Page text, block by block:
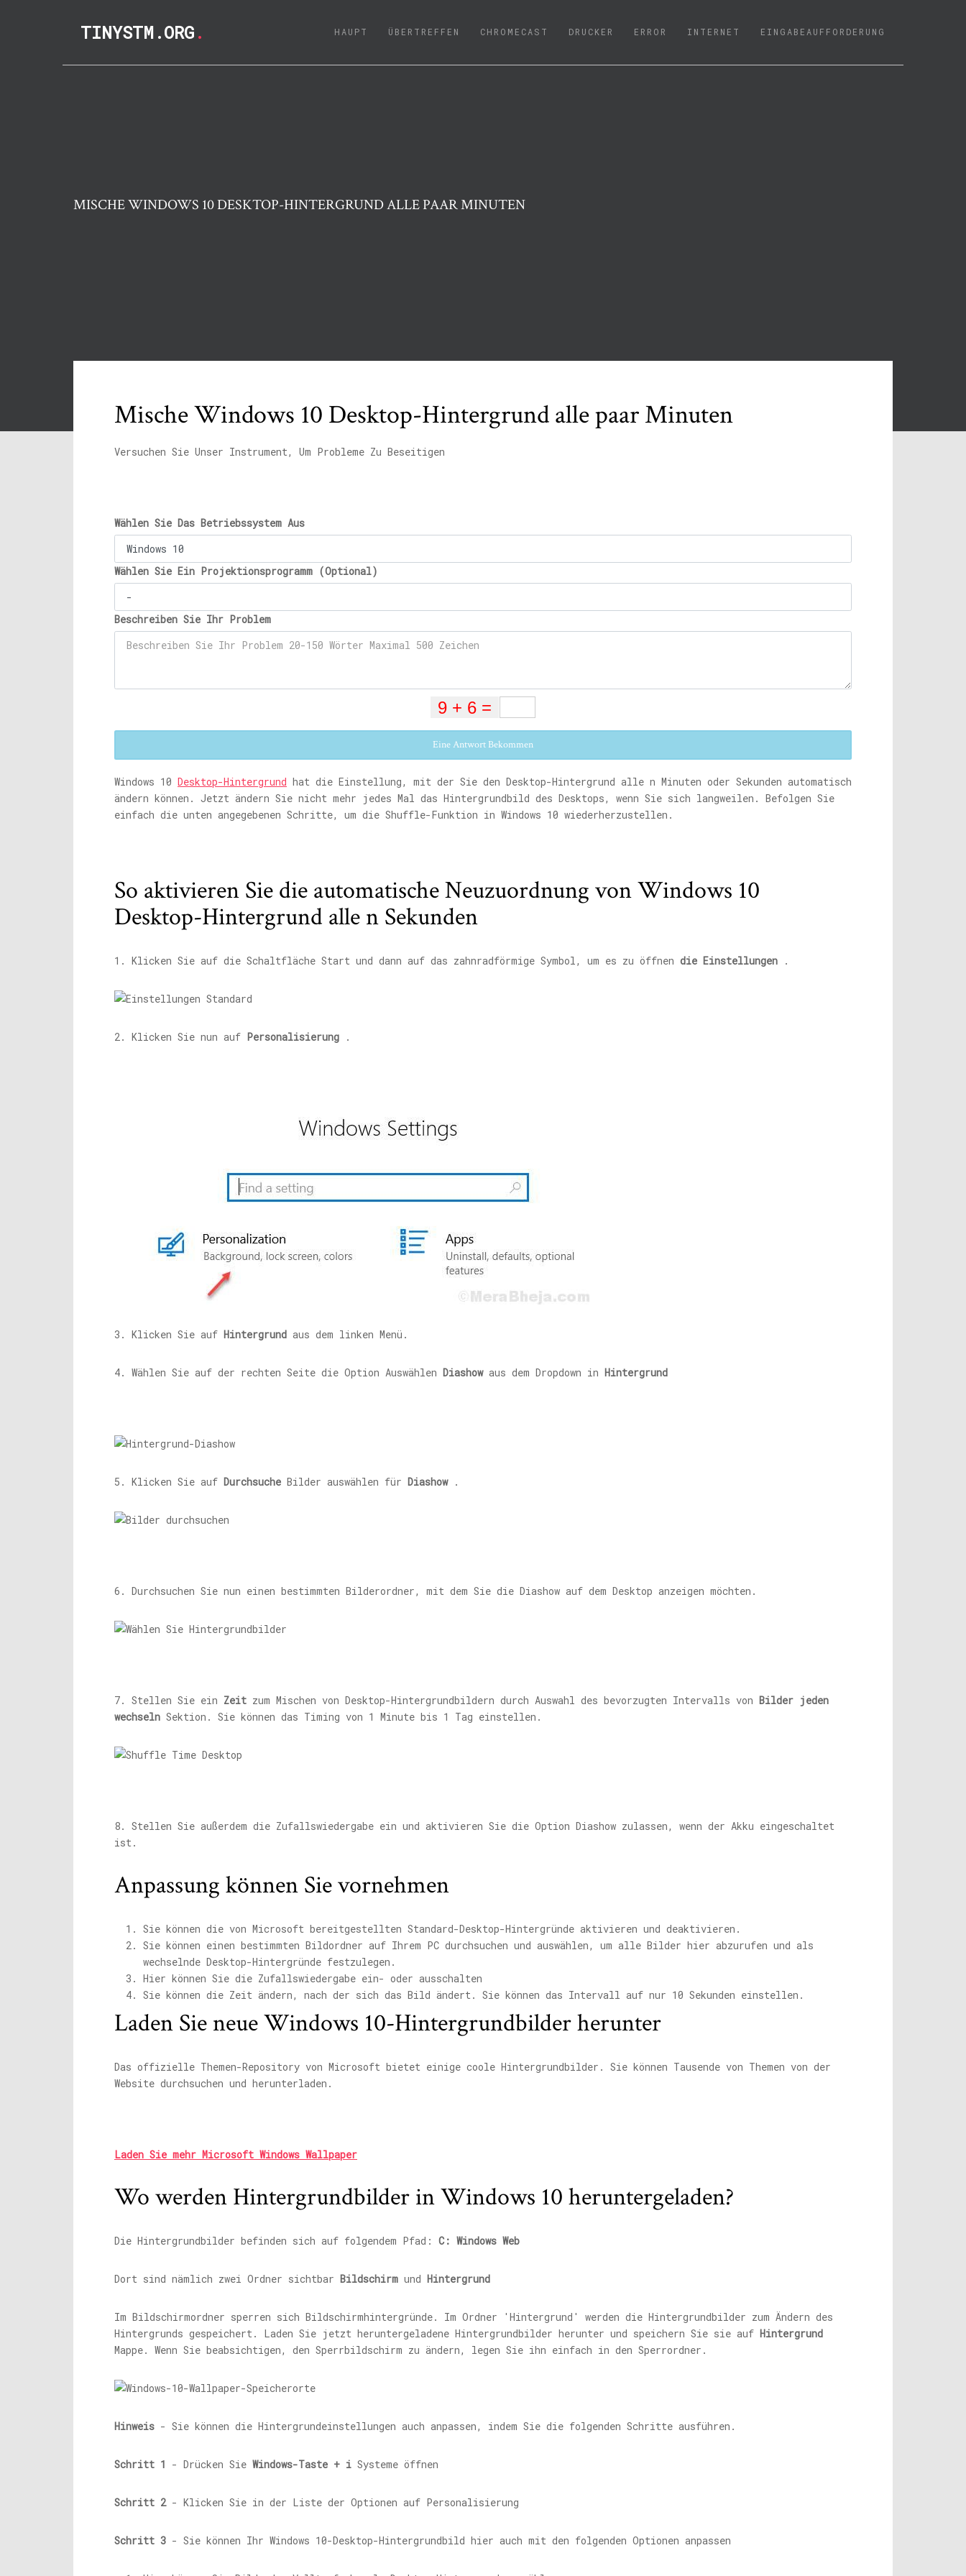
TINYSTM.ORG. HAUPT (CURRENT)
ÜBERTREFFEN CHROMECAST DRUCKER ERROR INTERNET EINGABEAUFFORDERUNG
MISCHE WINDOWS 10 DESKTOP-HINTERGRUND ALLE PAAR MINUTEN
Mische Windows 10 Desktop-Hintergrund alle paar Minuten
Versuchen Sie Unser Instrument, Um Probleme Zu Beseitigen
Wählen Sie Das Betriebssystem Aus
Wählen Sie Ein Projektionsprogramm (Optional)
Beschreiben Sie Ihr Problem
Eine Antwort Bekommen
Windows 10 Desktop-Hintergrund hat die Einstellung, mit der Sie den Desktop-Hintergrund alle n Minuten oder Sekunden automatisch
ändern können. Jetzt ändern Sie nicht mehr jedes Mal das Hintergrundbild des Desktops, wenn Sie sich langweilen. Befolgen Sie
einfach die unten angegebenen Schritte, um die Shuffle-Funktion in Windows 10 wiederherzustellen.
So aktivieren Sie die automatische Neuzuordnung von Windows 10
Desktop-Hintergrund alle n Sekunden
1. Klicken Sie auf die Schaltfläche Start und dann auf das zahnradförmige Symbol, um es zu öffnen die Einstellungen .
2. Klicken Sie nun auf Personalisierung .
3. Klicken Sie auf Hintergrund aus dem linken Menü.
4. Wählen Sie auf der rechten Seite die Option Auswählen Diashowaus dem Dropdown in Hintergrund
5. Klicken Sie auf Durchsuche Bilder auswählen für Diashow.
6. Durchsuchen Sie nun einen bestimmten Bilderordner, mit dem Sie die Diashow auf dem Desktop anzeigen möchten.
7. Stellen Sie ein Zeit zum Mischen von Desktop-Hintergrundbildern durch Auswahl des bevorzugten Intervalls von Bilder jeden
wechseln Sektion. Sie können das Timing von 1 Minute bis 1 Tag einstellen.
8. Stellen Sie außerdem die Zufallswiedergabe ein und aktivieren Sie die Option Diashow zulassen, wenn der Akku eingeschaltet
ist.
Anpassung können Sie vornehmen
Sie können die von Microsoft bereitgestellten Standard-Desktop-Hintergründe aktivieren und deaktivieren.
Sie können einen bestimmten Bildordner auf Ihrem PC durchsuchen und auswählen, um alle Bilder hier abzurufen und als
wechselnde Desktop-Hintergründe festzulegen.
Hier können Sie die Zufallswiedergabe ein- oder ausschalten
Sie können die Zeit ändern, nach der sich das Bild ändert. Sie können das Intervall auf nur 10 Sekunden einstellen.
Laden Sie neue Windows 10-Hintergrundbilder herunter
Das offizielle Themen-Repository von Microsoft bietet einige coole Hintergrundbilder. Sie können Tausende von Themen von der
Website durchsuchen und herunterladen.
Laden Sie mehr Microsoft Windows Wallpaper
Wo werden Hintergrundbilder in Windows 10 heruntergeladen?
Die Hintergrundbilder befinden sich auf folgendem Pfad: C: Windows Web
Dort sind nämlich zwei Ordner sichtbar Bildschirm und Hintergrund
Im Bildschirmordner sperren sich Bildschirmhintergründe. Im Ordner 'Hintergrund' werden die Hintergrundbilder zum Ändern des
Hintergrunds gespeichert. Laden Sie jetzt heruntergeladene Hintergrundbilder herunter und speichern Sie sie auf Hintergrund
Mappe. Wenn Sie beabsichtigen, den Sperrbildschirm zu ändern, legen Sie ihn einfach in den Sperrordner.
Hinweis - Sie können die Hintergrundeinstellungen auch anpassen, indem Sie die folgenden Schritte ausführen.
Schritt 1 - Drücken Sie Windows-Taste + i Systeme öffnen
Schritt 2- Klicken Sie in der Liste der Optionen auf Personalisierung
Schritt 3 - Sie können Ihr Windows 10-Desktop-Hintergrundbild hier auch mit den folgenden Optionen anpassen